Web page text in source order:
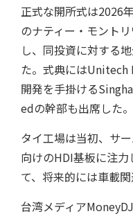
正式な開所式は2026
のナティー・モント
し、同投資に対する
た。式典にはUnitech
開発を手掛ける
edの幹部も出席した。
タイ工場は当初、サ
向けのHDI基板に注
て、将来的には車載
台湾メディア